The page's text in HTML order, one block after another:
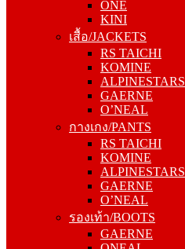
ONE
KINI
เสื้อ/JACKETS
RS TAICHI
KOMINE
ALPINESTARS
GAERNE
O’NEAL
กางเกง/PANTS
RS TAICHI
KOMINE
ALPINESTARS
GAERNE
O’NEAL
รองเท้า/BOOTS
GAERNE
เสื้อ/JACKETS
RS TAICHI
KOMINE
ALPINESTARS
GAERNE
O’NEAL
กางเกง/PANTS
RS TAICHI
KOMINE
ALPINESTARS
GAERNE
O’NEAL
รองเท้า/BOOTS
GAERNE
ONEAL
SIDI